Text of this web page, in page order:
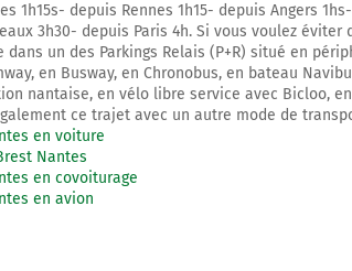
1h15s- depuis Rennes 1h15- depuis Angers
3h30- depuis Paris 4h. Si vous voulez
un des Parkings Relais (P+R) situé en
en Busway, en Chronobus, en bateau
nantaise, en vélo libre service avec Bicloo,
ce trajet avec un autre mode de
en voiture
Nantes
en covoiturage
en avion